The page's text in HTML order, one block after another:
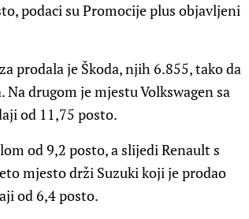
podaci su Promocije plus objavljeni
prodala je Škoda, njih 6.855, tako da
drugom je mjestu Volkswagen sa
od 11,75 posto.
od 9,2 posto, a slijedi Renault s
mjesto drži Suzuki koji je prodao
od 6,4 posto.